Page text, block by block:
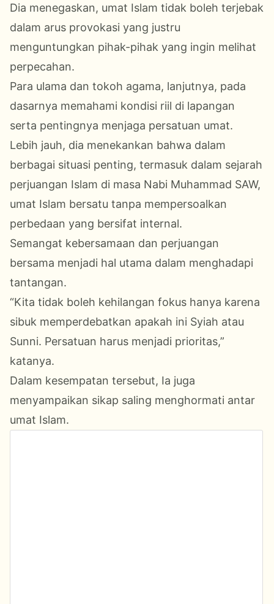
Dia menegaskan, umat Islam tidak boleh terjebak
dalam arus provokasi yang justru
menguntungkan pihak-pihak yang ingin melihat
perpecahan.
Para ulama dan tokoh agama, lanjutnya, pada
dasarnya memahami kondisi riil di lapangan
serta pentingnya menjaga persatuan umat.
Lebih jauh, dia menekankan bahwa dalam
berbagai situasi penting, termasuk dalam sejarah
perjuangan Islam di masa Nabi Muhammad SAW,
umat Islam bersatu tanpa mempersoalkan
perbedaan yang bersifat internal.
Semangat kebersamaan dan perjuangan
bersama menjadi hal utama dalam menghadapi
tantangan.
“Kita tidak boleh kehilangan fokus hanya karena
sibuk memperdebatkan apakah ini Syiah atau
Sunni. Persatuan harus menjadi prioritas,”
katanya.
Dalam kesempatan tersebut, Ia juga
menyampaikan sikap saling menghormati antar
umat Islam.